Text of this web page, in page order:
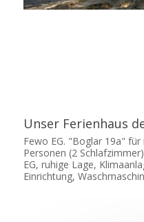
Unser Ferienhaus
Fewo EG. "Boglar 19a"
Personen (2
EG, ruhige Lage,
Einrichtung,